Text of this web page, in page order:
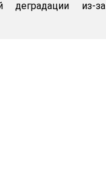
деградации из-за